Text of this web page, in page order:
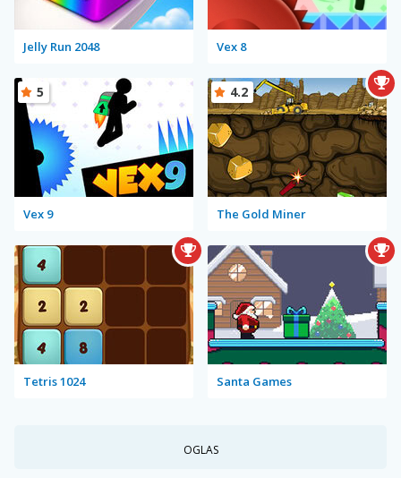
Jelly Run 2048 Vex 8
Vex 9
5
The Gold Miner
4.2
Tetris 1024 Santa Games
OGLAS